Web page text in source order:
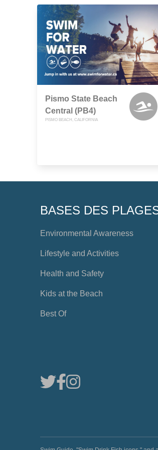
Pismo State Beach
Central (PB4)
PISMO BEACH, CALIFORNIA
BASES DES
Environmental Awareness
Lifestyle and Activities
Health and Safety
Kids at the Beach
Best Of